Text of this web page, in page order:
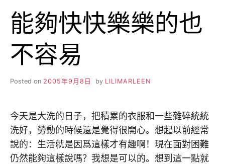
能夠快快樂樂的也
不容易
Posted on 2005年9月8日 by LILIMARLEEN
今天是大洗的日子，把積累的衣服和一些雜碎統統
洗好，勞動的時候還是覺得很開心。想起以前經常
說的：生活就是因爲這樣才有趣啊！現在面對困難
仍然能夠這樣說嗎？我想是可以的。想到這一點就